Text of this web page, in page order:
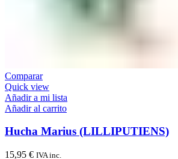
Comparar
Quick view
Añadir a mi lista
Añadir al carrito
Hucha Marius (LILLIPUTIENS)
15,95 € IVA inc.